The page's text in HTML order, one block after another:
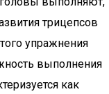
трицепсов
упражнения
выполнения
как